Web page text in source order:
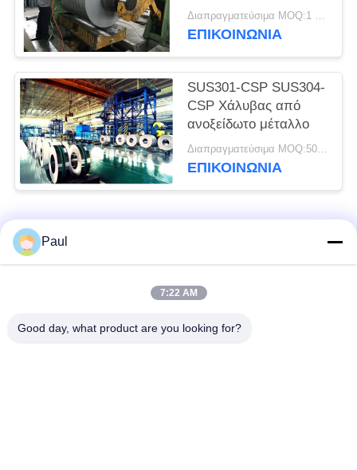
χάλυβα ψυχρής
έλασης σε πηνίο
Διαπραγματεύσιμα MOQ:1 τόνος
ΕΠΙΚΟΙΝΩΝΊΑ
SUS301-CSP SUS304-
CSP Χάλυβας από
ανοξείδωτο μέταλλο
Διαπραγματεύσιμα MOQ:500 κλ
ΕΠΙΚΟΙΝΩΝΊΑ
Λαϊκή κατηγορία
Σκληραίνοντας
Paul
7:22 AM
Good day, what product are you looking for?